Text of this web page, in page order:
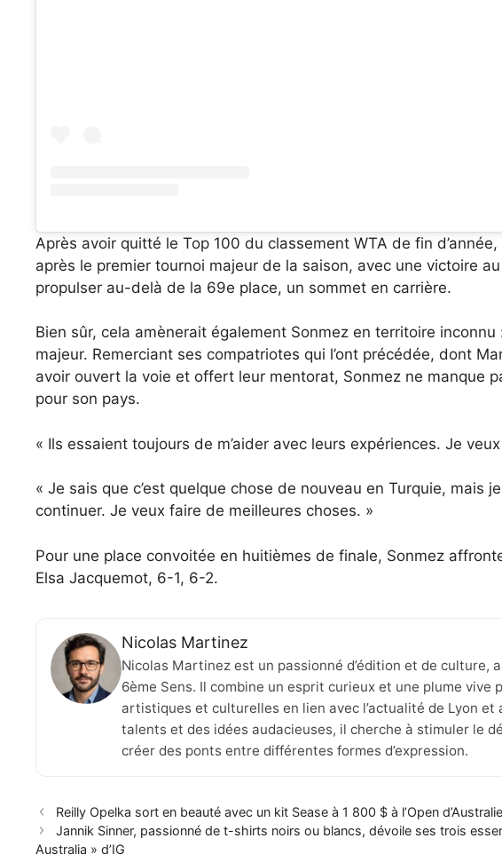
Après avoir quitté le Top 100 du classement WTA de fin
après le premier tournoi majeur de la saison, avec une victoire
propulser au-delà de la 69e place, un sommet en carrière.
Bien sûr, cela amènerait également Sonmez en territoire inconnu
majeur. Remerciant ses compatriotes qui l’ont précédée, dont
avoir ouvert la voie et offert leur mentorat, Sonmez ne manque
pour son pays.
« Ils essaient toujours de m’aider avec leurs expériences. Je
« Je sais que c’est quelque chose de nouveau en Turquie, mais
continuer. Je veux faire de meilleures choses. »
Pour une place convoitée en huitièmes de finale, Sonmez
Elsa Jacquemot, 6-1, 6-2.
Nicolas Martinez
Nicolas Martinez est un passionné d’édition et de culture,
6ème Sens. Il combine un esprit curieux et une plume
artistiques et culturelles en lien avec l’actualité de Lyon et
talents et des idées audacieuses, il cherche à stimuler le
créer des ponts entre différentes formes d’expression.
Reilly Opelka sort en beauté avec un kit Sease à 1 800 $ à l’Open d’Australie
Jannik Sinner, passionné de t-shirts noirs ou blancs, dévoile ses trois
Australia » d’IG